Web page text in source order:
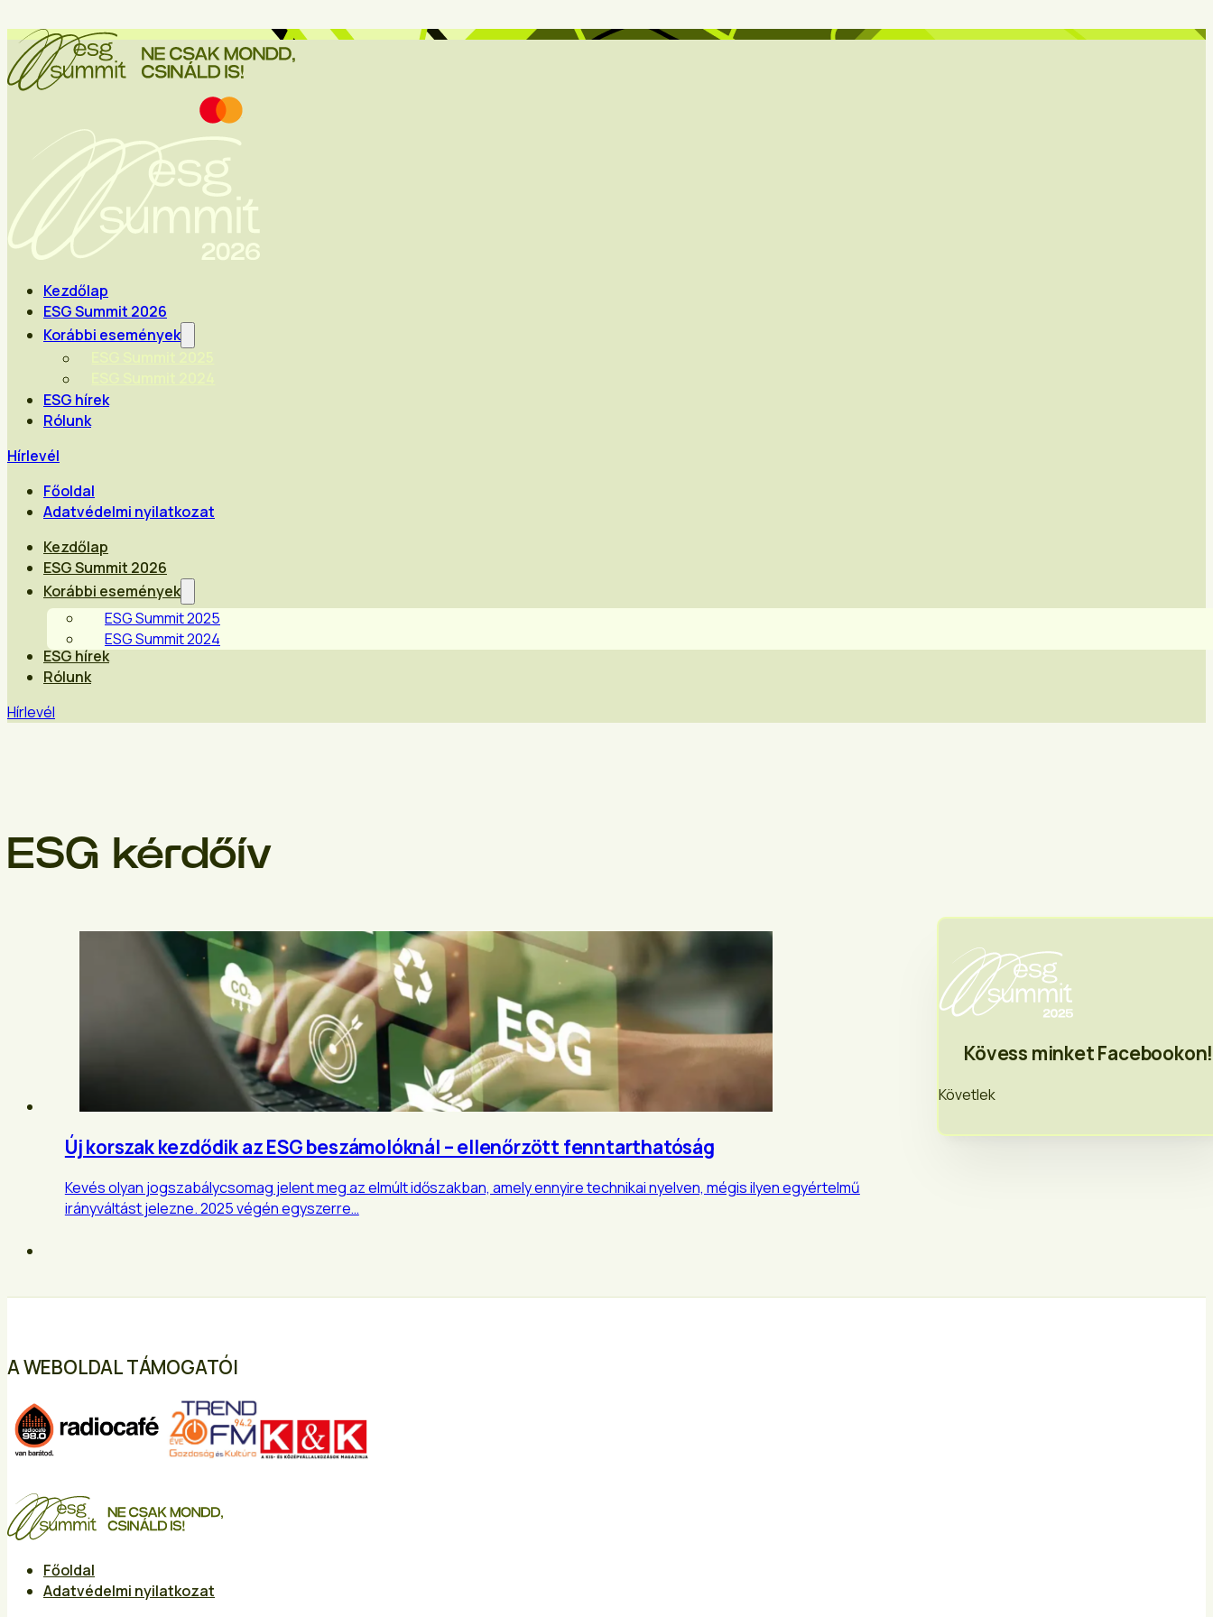
Kezdőlap
ESG Summit 2026
Korábbi események
ESG hírek
Rólunk
Hírlevél
Főoldal
Adatvédelmi nyilatkozat
Kezdőlap
ESG Summit 2026
Korábbi események
ESG Summit 2025
ESG Summit 2024
ESG hírek
Rólunk
Hírlevél
ESG kérdőív
Új korszak kezdődik az ESG beszámolóknál – ellenőrzött fenntarthatóság
Kevés olyan jogszabálycsomag jelent meg az elmúlt időszakban, amely ennyire technikai nyelven, mégis ilyen egyértelmű
irányváltást jelezne. 2025 végén egyszerre…
Kövess minket Facebookon!
Követlek
A WEBOLDAL TÁMOGATÓI
Főoldal
Adatvédelmi nyilatkozat